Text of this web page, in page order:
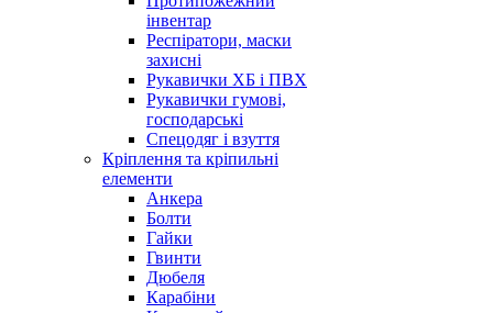
інвентар
Респіратори, маски
захисні
Рукавички ХБ і ПВХ
Рукавички гумові,
господарські
Спецодяг і взуття
Кріплення та кріпильні
елементи
Анкера
Болти
Гайки
Гвинти
Дюбеля
Карабіни